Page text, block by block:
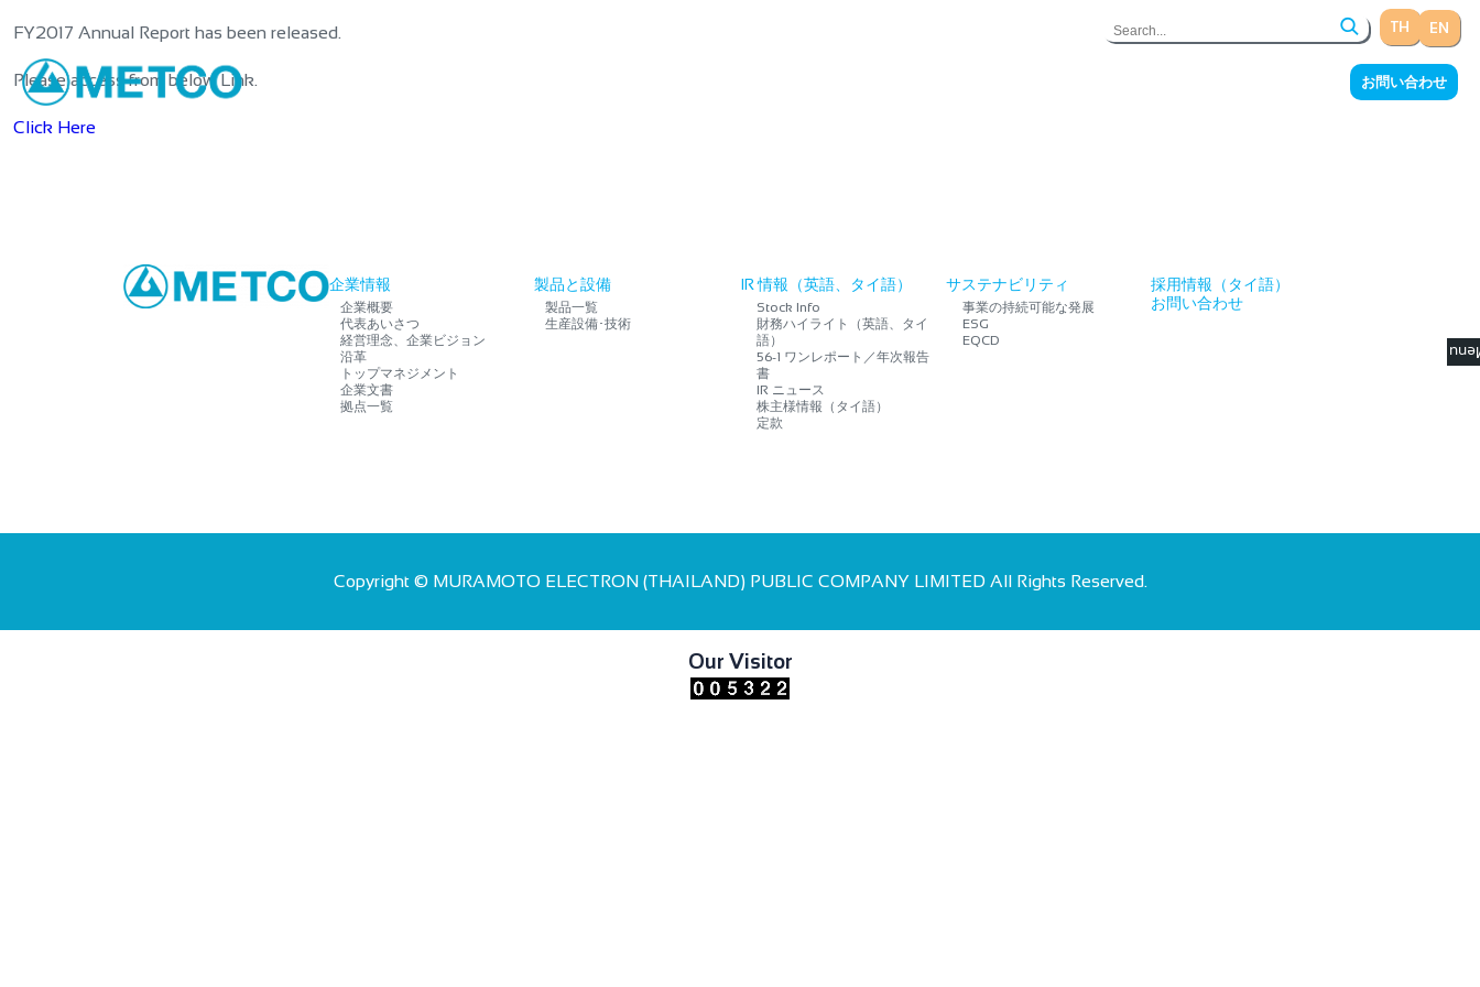
TH EN
お問い合わせ
FY2017 Annual Report has been released.
Please access from below Link.
Click Here
☰
企業情報
企業概要
代表あいさつ
経営理念、企業ビジョン
沿革
トップマネジメント
企業文書
拠点一覧
製品と設備
製品一覧
生産設備･技術
IR 情報（英語、タイ語）
Stock Info
財務ハイライト（英語、タイ
語）
56-1 ワンレポート／年次報告
書
IR ニュース
株主様情報（タイ語）
定款
サステナビリティ
事業の持続可能な発展
ESG
EQCD
採用情報（タイ語）
お問い合わせ
Copyright © MURAMOTO ELECTRON (THAILAND) PUBLIC COMPANY LIMITED All Rights Reserved.
Our Visitor